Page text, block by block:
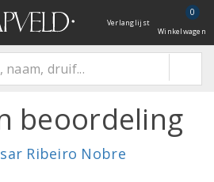
Verlanglijst
0
Winkelwagen
beoordeling
Ribeiro Nobre